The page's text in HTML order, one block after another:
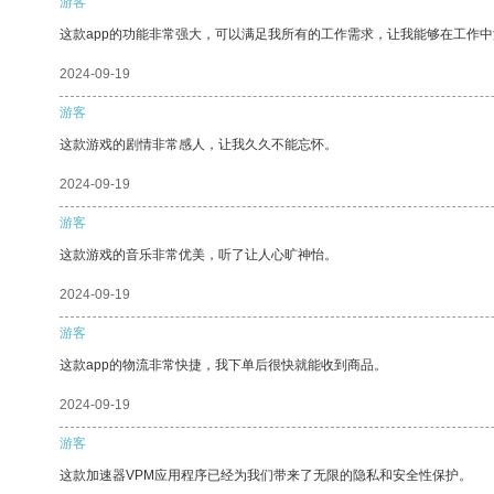
这款app的功能非常强大，可以满足我所有的工作需求，让我能够在工作中
2024-09-19
游客
这款游戏的剧情非常感人，让我久久不能忘怀。
2024-09-19
游客
这款游戏的音乐非常优美，听了让人心旷神怡。
2024-09-19
游客
这款app的物流非常快捷，我下单后很快就能收到商品。
2024-09-19
游客
这款加速器VPM应用程序已经为我们带来了无限的隐私和安全性保护。